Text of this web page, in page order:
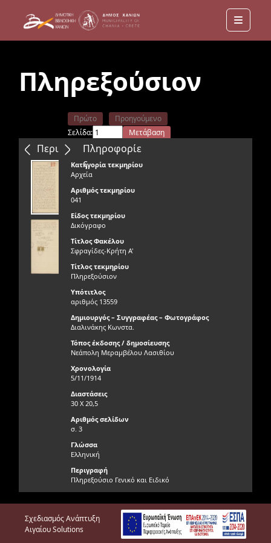
Menu
Πληρεξούσιον
Περιεχόμενα
Πρώτο
Προηγούμενο
Σελίδα:
Μετάβαση
Επόμενο
Τελευταίο
Πληροφορίε
ς
Κατηγορία τεκμηρίου
Αρχεία
Αριθμός τεκμηρίου
041
Είδος τεκμηρίου
Δικόγραφο
Τίτλος Φακέλου
Σφραγίδες-Κρήτη Α'
Τίτλος τεκμηρίου
Πληρεξούσιον
Υπότιτλος
αριθμός 13559
Δημιουργός – Συγγραφέας – Φωτογράφος
Διαλινάκης Κωνστα.
Τόπος έκδοσης / δημοσίευσης
Νεάπολη Μεραμβέλου Λασιθίου
Χρονολογία
5/11/1914
Διαστάσεις
30 Χ 20,5
Αριθμός σελίδων
σ. 3
Γλώσσα
Ελληνική
Περιγραφή
Πληρεξούσιο Γενικό και Ειδικό
Φυσική κατάσταση τεκμηρίου
Πολύ καλή
Σχεδιασμός Ανάπτυξη
Αιγαίου Solutions